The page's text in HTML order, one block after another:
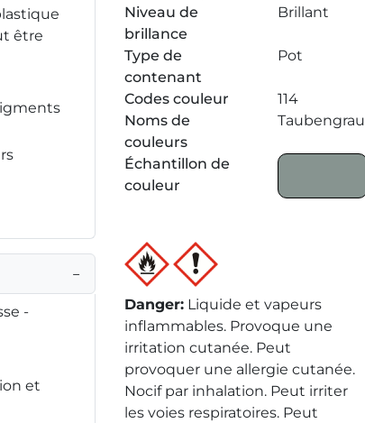
être
−
-
et
Niveau de
brillance
Brillant
Type de
contenant
Pot
Codes couleur
114
Noms de
couleurs
Taubengrau
Échantillon de
couleur
Danger: Liquide et vapeurs
inflammables. Provoque une
irritation cutanée. Peut
provoquer une allergie cutanée.
Nocif par inhalation. Peut irriter
les voies respiratoires. Peut